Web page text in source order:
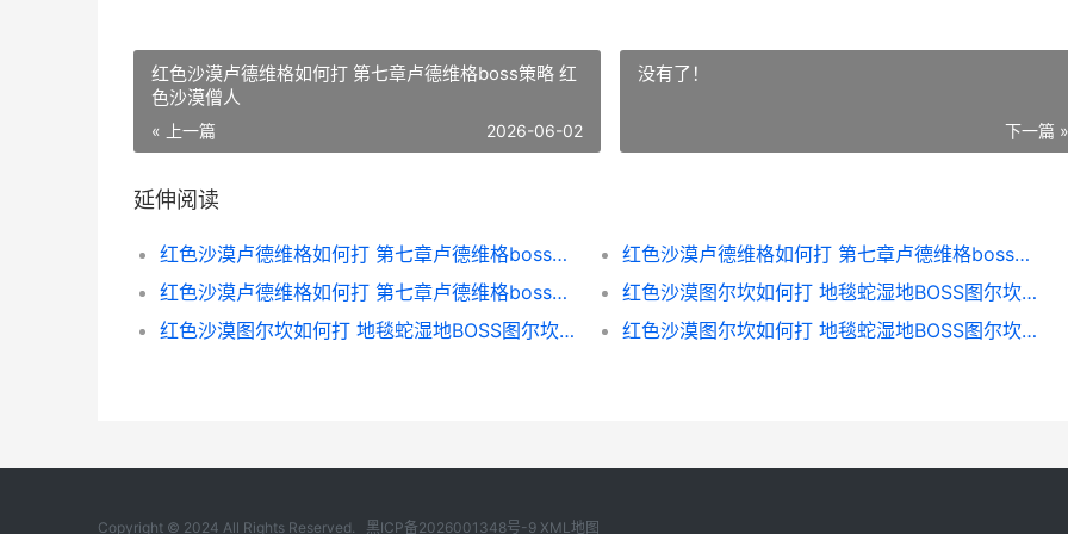
红色沙漠卢德维格如何打 第七章卢德维格boss策略 红
色沙漠僧人
« 上一篇 2026-06-02
没有了！
下一篇 »
延伸阅读
红色沙漠卢德维格如何打 第七章卢德维格boss策略 红色沙漠分析
红色沙漠卢德维格如何打 第七章卢德维格boss策略 红色沙漠僧人
红色沙漠卢德维格如何打 第七章卢德维格boss策略 红色沙漠在哪
红色沙漠图尔坎如何打 地毯蛇湿地BOSS图尔坎策略 红色沙漠地形
红色沙漠图尔坎如何打 地毯蛇湿地BOSS图尔坎策略 红色沙漠在哪
红色沙漠图尔坎如何打 地毯蛇湿地BOSS图尔坎策略 红色沙漠僧人
Copyright © 2024 All Rights Reserved. 黑ICP备2026001348号-9 XML地图